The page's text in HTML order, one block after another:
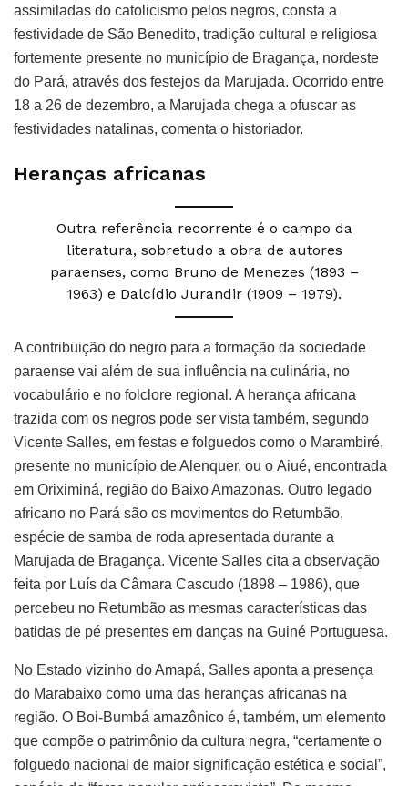
assimiladas do catolicismo pelos negros, consta a
festividade de São Benedito, tradição cultural e religiosa
fortemente presente no município de Bragança, nordeste
do Pará, através dos festejos da Marujada. Ocorrido entre
18 a 26 de dezembro, a Marujada chega a ofuscar as
festividades natalinas, comenta o historiador.
Heranças africanas
Outra referência recorrente é o campo da
literatura, sobretudo a obra de autores
paraenses, como Bruno de Menezes (1893 –
1963) e Dalcídio Jurandir (1909 – 1979).
A contribuição do negro para a formação da sociedade
paraense vai além de sua influência na culinária, no
vocabulário e no folclore regional. A herança africana
trazida com os negros pode ser vista também, segundo
Vicente Salles, em festas e folguedos como o Marambiré,
presente no município de Alenquer, ou o Aiué, encontrada
em Oriximiná, região do Baixo Amazonas. Outro legado
africano no Pará são os movimentos do Retumbão,
espécie de samba de roda apresentada durante a
Marujada de Bragança. Vicente Salles cita a observação
feita por Luís da Câmara Cascudo (1898 – 1986), que
percebeu no Retumbão as mesmas características das
batidas de pé presentes em danças na Guiné Portuguesa.
No Estado vizinho do Amapá, Salles aponta a presença
do Marabaixo como uma das heranças africanas na
região. O Boi-Bumbá amazônico é, também, um elemento
que compõe o patrimônio da cultura negra, “certamente o
folguedo nacional de maior significação estética e social”,